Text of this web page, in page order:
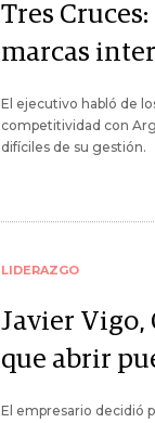
Tres
marcas
El ejecutivo habló de
competitividad con
difíciles de su gestión.
LIDERAZGO
Javier Vigo,
que abrir
El empresario decidió